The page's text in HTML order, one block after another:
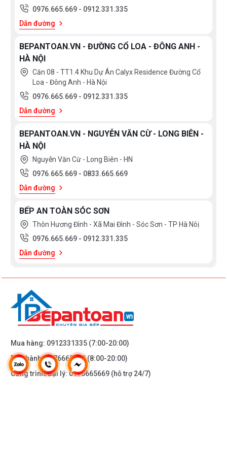
0976.665.669 - 0912.331.335
Dẫn đường
BEPANTOAN.VN - ĐƯỜNG CỔ LOA - ĐÔNG ANH -
HÀ NỘI
Căn 08 - TT1.4 Khu Dự Án Calyx Residence Đường Cổ
Loa - Đông Anh - Hà Nội
0976.665.669 - 0912.331.335
Dẫn đường
BEPANTOAN.VN - NGUYỄN VĂN CỪ - LONG BIÊN -
HÀ NỘI
Nguyễn Văn Cừ - Long Biên - HN
0976.665.669 - 0833.665.669
Dẫn đường
BẾP AN TOÀN SÓC SƠN
Thôn Hương Đình - Xã Mai Đình - Sóc Sơn - TP Hà Nôị
0976.665.669 - 0912.331.335
Dẫn đường
Mua hàng: 0912331335 (7:00-20:00)
Bảo hành:0976665669(8:00-20:00)
Công trình/Đại lý:0976665669 (hỗ trợ 24/7)